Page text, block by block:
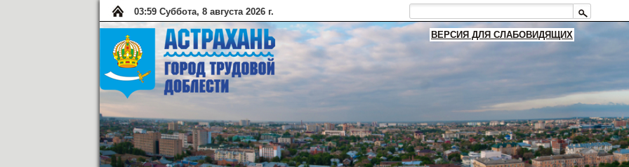
03:59 Суббота, 8 августа 2026 г.
ВЕРСИЯ ДЛЯ СЛАБОВИДЯЩИХ